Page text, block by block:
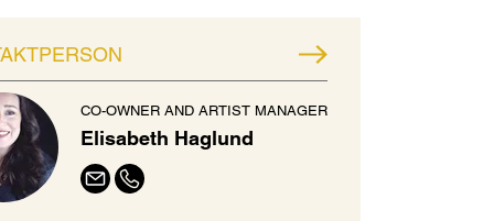
CO-OWNER AND ARTIST MANAGER
Elisabeth Haglund